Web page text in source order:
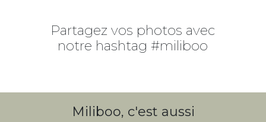
Partagez vos photos avec
notre hashtag #miliboo
Miliboo, c'est aussi